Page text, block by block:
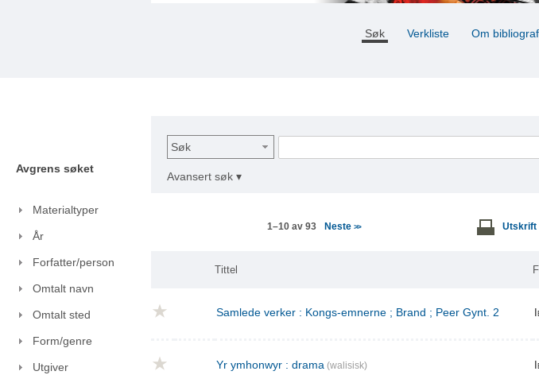
Søk Verkliste Om
Avgrens søket
Materialtyper
År
Forfatter/person
Omtalt navn
Omtalt sted
Form/genre
Utgiver
Søk
Avansert søk ▾
1–10 av 93 Neste>> Utskrift
Tittel
Samlede verker : Kongs-emnerne ; Brand ; Peer Gynt. 2
Yr ymhonwyr : drama (walisisk)